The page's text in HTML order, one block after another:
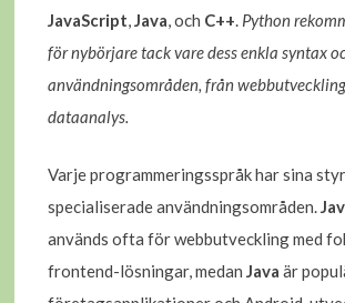
JavaScript,Java, och C++. Python
för nybörjare tack vare dess enkla syntax
användningsområden, från
dataanalys.
Varje programmeringsspråk har sina
specialiserade användningsområden.
används ofta för webbutveckling med
frontend-lösningar, medanJava är